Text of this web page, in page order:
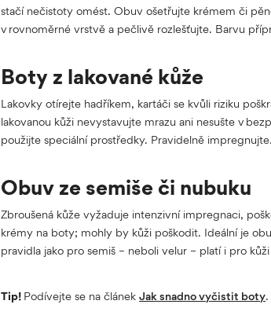
stačí nečistoty omést. Obuv ošetřujte krémem či
v rovnoměrné vrstvě a pečlivě rozlešťujte. Barvu
Boty z lakované kůže
Lakovky otírejte hadříkem, kartáči se kvůli riziku
lakovanou kůži nevystavujte mrazu ani nesušte v
použijte speciální prostředky. Pravidelně impregnujte.
Obuv ze semiše či nubuku
Zbroušená kůže vyžaduje intenzivní impregnaci,
krémy na boty; mohly by kůži poškodit. Ideální je
pravidla jako pro semiš – neboli velur – platí i pro kůži
Tip! Podívejte se na článek Jak snadno vyčistit boty.